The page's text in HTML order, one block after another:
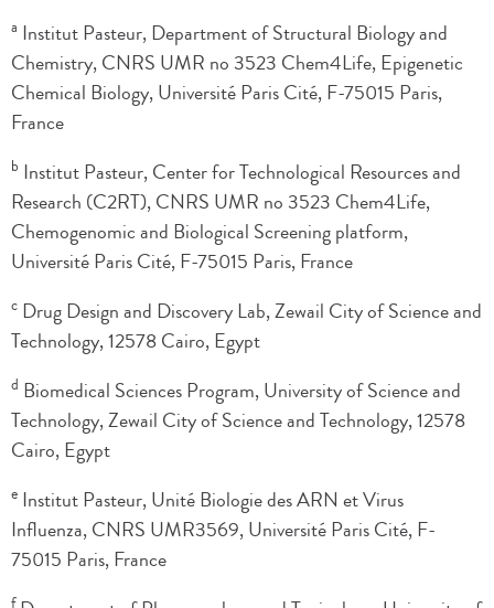
a Institut Pasteur, Department of Structural Biology and
Chemistry, CNRS UMR no 3523 Chem4Life, Epigenetic
Chemical Biology, Université Paris Cité, F-75015 Paris,
France
b Institut Pasteur, Center for Technological Resources and
Research (C2RT), CNRS UMR no 3523 Chem4Life,
Chemogenomic and Biological Screening platform,
Université Paris Cité, F-75015 Paris, France
c Drug Design and Discovery Lab, Zewail City of Science and
Technology, 12578 Cairo, Egypt
d Biomedical Sciences Program, University of Science and
Technology, Zewail City of Science and Technology, 12578
Cairo, Egypt
e Institut Pasteur, Unité Biologie des ARN et Virus
Influenza, CNRS UMR3569, Université Paris Cité, F-
75015 Paris, France
f